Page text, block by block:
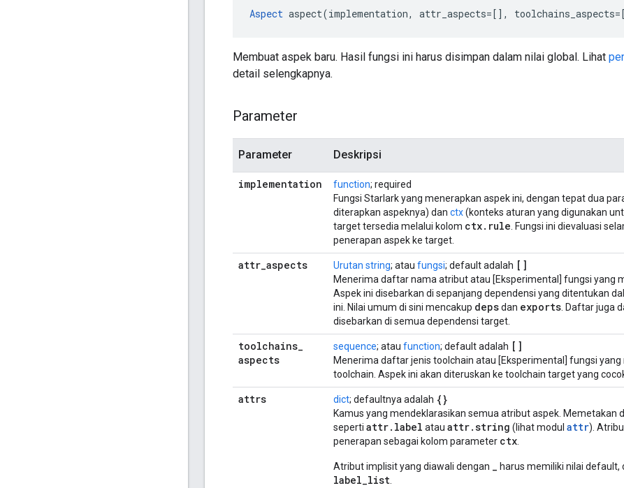
Aspect aspect(implementation, attr_aspects=[],
Membuat aspek baru. Hasil fungsi ini harus disimpan dalam nilai global. Lihat
detail selengkapnya.
Parameter
Parameter Deskripsi
implementation function; required
Fungsi Starlark yang menerapkan aspek ini, dengan tepat dua
diterapkan aspeknya) dan ctx(konteks aturan yang digunakan
target tersedia melalui kolom ctx. rule . Fungsi ini dievaluasi
penerapan aspek ke target.
attr_aspects Urutan string; atau fungsi; default adalah []
Menerima daftar nama atribut atau [Eksperimental] fungsi yang
Aspek ini disebarkan di sepanjang dependensi yang ditentukan
ini. Nilai umum di sini mencakup depsdan exports . Daftar juga
disebarkan di semua dependensi target.
toolchains_
aspects
sequence; atau function; default adalah []
Menerima daftar jenis toolchain atau [Eksperimental] fungsi
toolchain. Aspek ini akan diteruskan ke toolchain target yang
attrs dict; defaultnya adalah {}
Kamus yang mendeklarasikan semua atribut aspek. Memetakan
seperti attr. label atau attr.string (lihat modul attr).
penerapan sebagai kolom parameter ctx
Atribut implisit yang diawali dengan _ harus memiliki nilai default,
label_list